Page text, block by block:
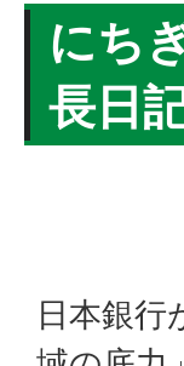
にち
長日
日本銀行